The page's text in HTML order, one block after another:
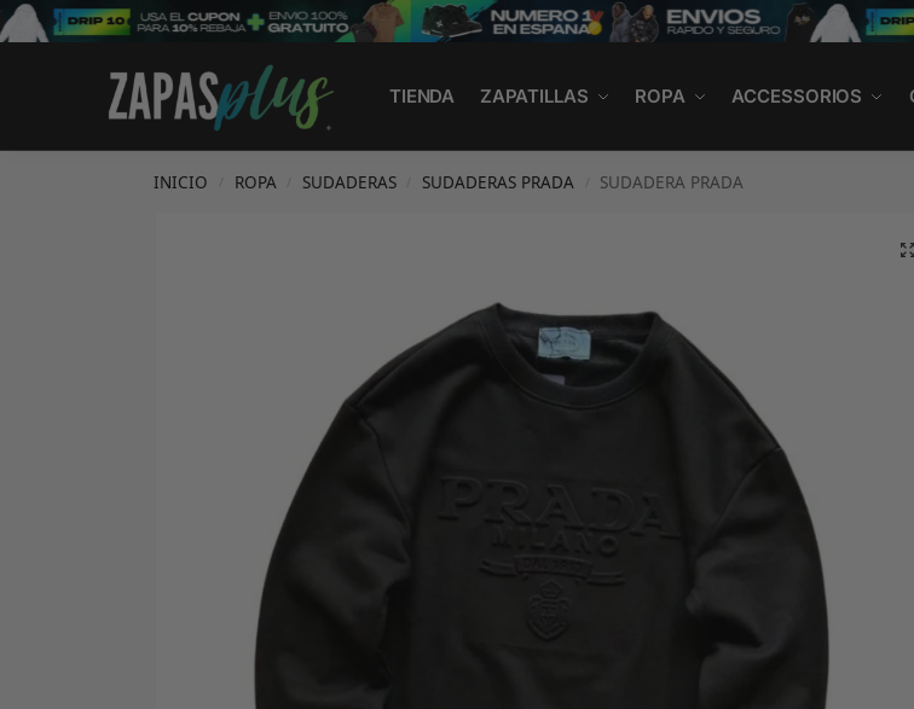
TIENDA ZAPATILLAS ROPA ACCESSORIOS
Search
INICIO ROPA SUDADERAS SUDADERAS PRADA SUDADERA PRADA